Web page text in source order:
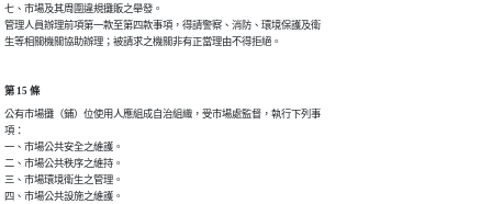
七、市場及其周圍違規攤販之舉發。
管理人員辦理前項第一款至第四款事項，得請警察、消防、環境保護及衛
生等相關機關協助辦理；被請求之機關非有正當理由不得拒絕。
第 15 條
公有市場攤（鋪）位使用人應組成自治組織，受市場處監督，執行下列事
項：
一、市場公共安全之維護。
二、市場公共秩序之維持。
三、市場環境衛生之管理。
四、市場公共設施之維護。